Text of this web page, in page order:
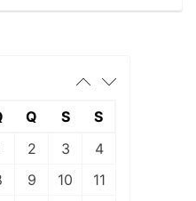
Q S
S
2 3
4
9 10
11